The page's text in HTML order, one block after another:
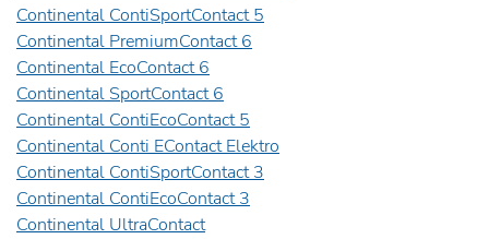
Continental ContiSportContact 5
Continental PremiumContact 6
Continental EcoContact 6
Continental SportContact 6
Continental ContiEcoContact 5
Continental Conti EContact Elektro
Continental ContiSportContact 3
Continental ContiEcoContact 3
Continental UltraContact